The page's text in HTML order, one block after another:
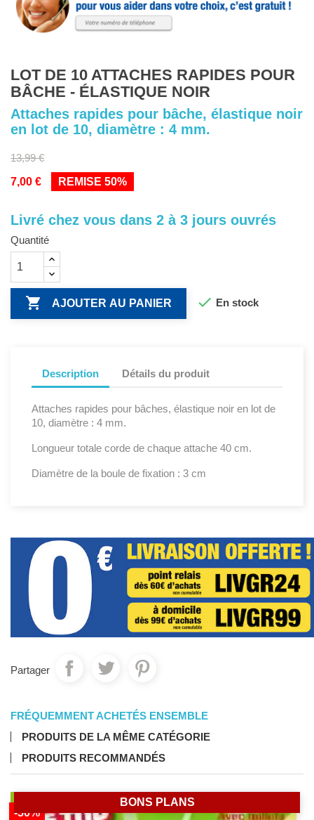
LOT DE 10 ATTACHES RAPIDES POUR
BÂCHE - ÉLASTIQUE NOIR
Attaches rapides pour bâche, élastique noir
en lot de 10, diamètre : 4 mm.
13,99 €
7,00 €
REMISE 50%
Livré chez vous dans 2 à 3 jours ouvrés
Quantité
 AJOUTER AU PANIER  En stock
Description Détails du produit
Attaches rapides pour bâches, élastique noir en lot de
10, diamètre : 4 mm.
Longueur totale corde de chaque attache 40 cm.
Diamètre de la boule de fixation : 3 cm
Partager
FRÉQUEMMENT ACHETÉS ENSEMBLE
PRODUITS DE LA MÊME CATÉGORIE
PRODUITS RECOMMANDÉS
-50%
BONS PLANS